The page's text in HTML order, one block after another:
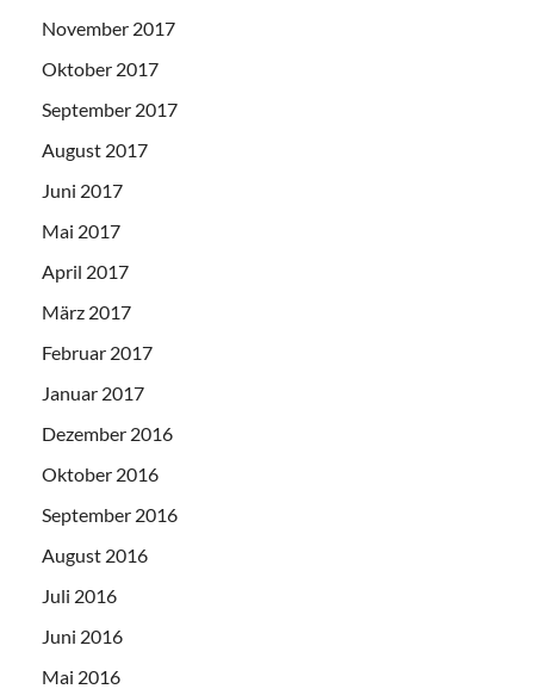
November 2017
Oktober 2017
September 2017
August 2017
Juni 2017
Mai 2017
April 2017
März 2017
Februar 2017
Januar 2017
Dezember 2016
Oktober 2016
September 2016
August 2016
Juli 2016
Juni 2016
Mai 2016